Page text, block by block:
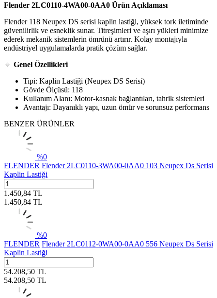
Flender 2LC0110-4WA00-0AA0 Ürün Açıklaması
Flender 118 Neupex DS serisi kaplin lastiği, yüksek tork iletiminde
güvenilirlik ve esneklik sunar. Titreşimleri ve aşırı yükleri minimize
ederek mekanik sistemlerin ömrünü artırır. Kolay montajıyla
endüstriyel uygulamalarda pratik çözüm sağlar.
🔹 Genel Özellikleri
Tipi: Kaplin Lastiği (Neupex DS Serisi)
Gövde Ölçüsü: 118
Kullanım Alanı: Motor-kasnak bağlantıları, tahrik sistemleri
Avantajı: Dayanıklı yapı, uzun ömür ve sorunsuz performans
BENZER ÜRÜNLER
%0
FLENDER Flender 2LC0110-3WA00-0AA0 103 Neupex Ds Serisi
Kaplin Lastiği
1.450,84 TL
1.450,84 TL
%0
FLENDER Flender 2LC0112-0WA00-0AA0 556 Neupex Ds Serisi
Kaplin Lastiği
54.208,50 TL
54.208,50 TL